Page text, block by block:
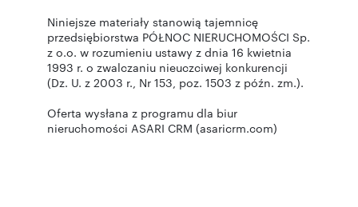
Niniejsze materiały stanowią tajemnicę
przedsiębiorstwa PÓŁNOC NIERUCHOMOŚCI Sp.
z o.o. w rozumieniu ustawy z dnia 16 kwietnia
1993 r. o zwalczaniu nieuczciwej konkurencji
(Dz. U. z 2003 r., Nr 153, poz. 1503 z późn. zm.).
Oferta wysłana z programu dla biur
nieruchomości ASARI CRM (asaricrm.com)